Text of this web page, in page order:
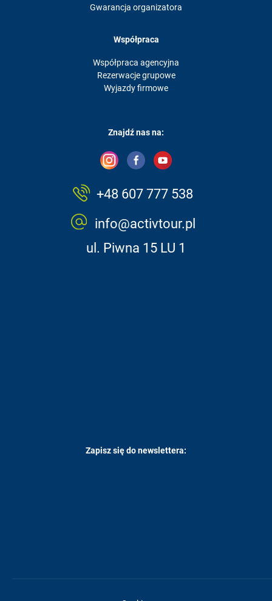
Gwarancja organizatora
Współpraca
Współpraca agencyjna
Rezerwacje grupowe
Wyjazdy firmowe
Znajdź nas na:
+48 607 777 538
info@activtour.pl
ul. Piwna 15 LU 1
Zapisz się do newslettera: